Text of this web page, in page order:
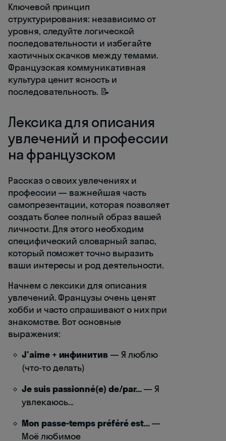
Ключевой принцип
структурирования: независимо от
уровня, следуйте логической
последовательности и избегайте
хаотичных скачков между темами.
Французская коммуникативная
культура ценит ясность и
последовательность. 📝
Лексика для описания
увлечений и профессии
на французском
Рассказ о своих увлечениях и
профессии — важнейшая часть
самопрезентации, которая позволяет
создать более полный образ вашей
личности. Для этого необходим
специфический словарный запас,
который поможет точно выразить
ваши интересы и род деятельности.
Начнем с лексики для описания
увлечений. Французы очень ценят
хобби и часто спрашивают о них при
знакомстве. Вот основные
выражения:
J'aime + инфинитив — Я люблю
(что-то делать)
Je suis passionné(e) de/par...— Я
увлекаюсь...
Mon passe-temps préféré est...—
Моё любимое